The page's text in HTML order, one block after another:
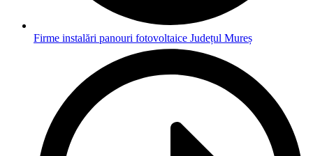
Firme instalări panouri fotovoltaice Județul Mureș